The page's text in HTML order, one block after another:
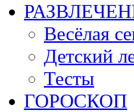
Весёлая
Детский
Тесты
ГОРОСКОП